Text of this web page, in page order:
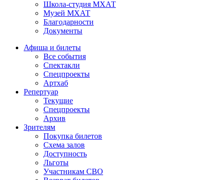
Школа-студия МХАТ
Музей МХАТ
Благодарности
Документы
Афиша и билеты
Все события
Спектакли
Спецпроекты
Артхаб
Репертуар
Текущие
Спецпроекты
Архив
Зрителям
Покупка билетов
Схема залов
Доступность
Льготы
Участникам СВО